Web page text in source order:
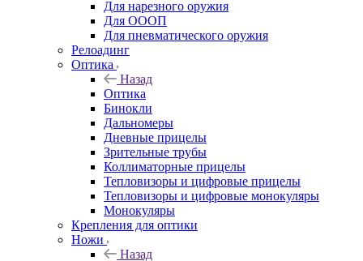
Для нарезного оружия
Для ОООП
Для пневматического оружия
Релоадинг
Оптика
Назад
Оптика
Бинокли
Дальномеры
Дневные прицелы
Зрительные трубы
Коллиматорные прицелы
Тепловизоры и цифровые прицелы
Тепловизоры и цифровые монокуляры
Монокуляры
Крепления для оптики
Ножи
Назад